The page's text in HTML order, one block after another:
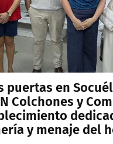
puertas en
Colchones y
y menaje del